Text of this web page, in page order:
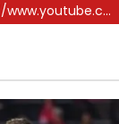
https://www.youtube.com/watch%3FV%3DMBU5PSBRVVW